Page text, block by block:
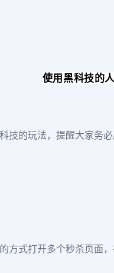
使用黑科技的
的玩法，提醒大家务
式打开多个秒杀页面